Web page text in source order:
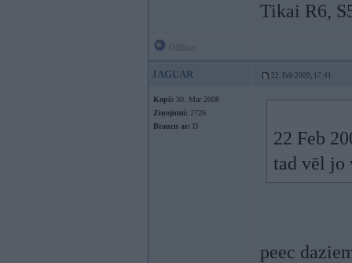
Tikai R6,
JAGUAR 22. Feb 2009, 17:41
Kopš: 30. Mar 2008
Ziņojumi: 2726
Braucu ar: D
22 Feb
tad vēl jo
peec